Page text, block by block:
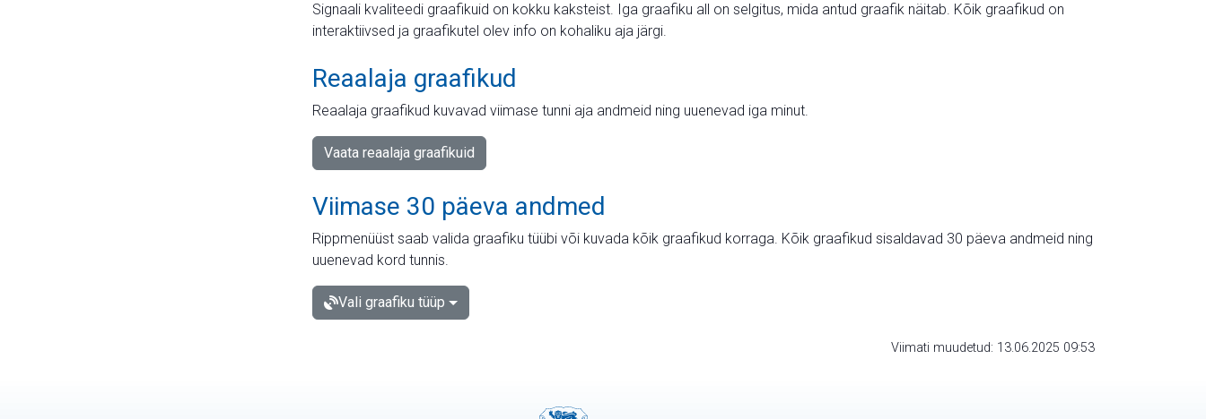
Signaali kvaliteedi graafikuid on kokku kaksteist. Iga graafiku all on selgitus, mida antud graafik näitab. Kõik graafikud on
interaktiivsed ja graafikutel olev info on kohaliku aja järgi.
Reaalaja graafikud
Reaalaja graafikud kuvavad viimase tunni aja andmeid ning uuenevad iga minut.
Vaata reaalaja graafikuid
Viimase 30 päeva andmed
Rippmenüüst saab valida graafiku tüübi või kuvada kõik graafikud korraga. Kõik graafikud sisaldavad 30 päeva andmeid ning
uuenevad kord tunnis.
Vali graafiku tüüp
Viimati muudetud: 13.06.2025 09:53